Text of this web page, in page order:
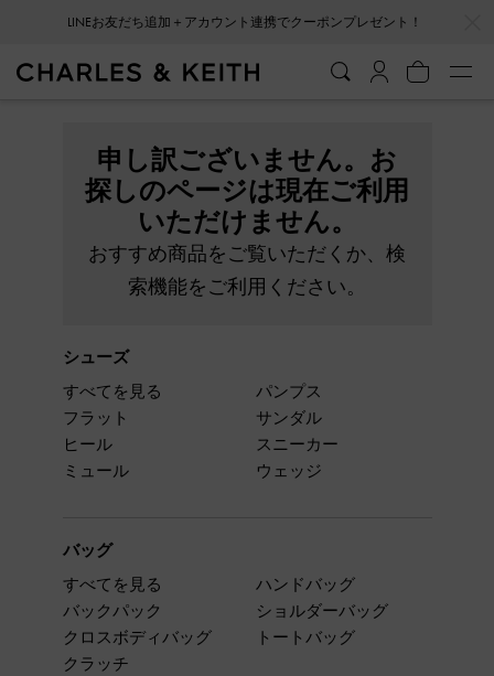
LINEお友だち追加＋アカウント連携でクーポンプレゼント！
申し訳ございません。お
探しのページは現在ご利用
いただけません。
おすすめ商品をご覧いただくか、検
索機能をご利用ください。
シューズ
すべてを見る
フラット
ヒール
ミュール
パンプス
サンダル
スニーカー
ウェッジ
バッグ
すべてを見る
バックパック
クロスボディバッグ
クラッチ
ハンドバッグ
ショルダーバッグ
トートバッグ